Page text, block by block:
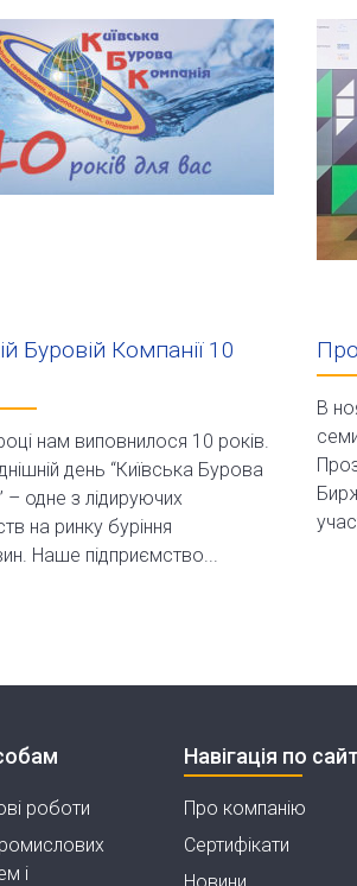
Буровій Компанії 10
нам виповнилося 10 років.
день “Київська Бурова
– одне з лідируючих
на ринку буріння
Наше підприємство...
В
роботи
і
Навігація по
Про компанію
Сертифікати